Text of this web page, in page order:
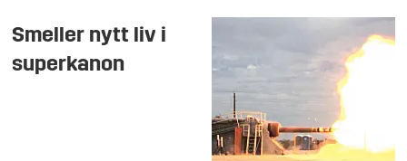
Smeller nytt liv i
superkanon